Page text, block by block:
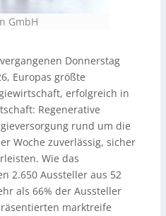
GmbH
Donnerstag
Europas größte
erfolgreich in
Regenerative
rund um die
Woche zuverlässig, sicher
Wie das
2.650 Aussteller aus 52
als 66% der Aussteller
marktreife